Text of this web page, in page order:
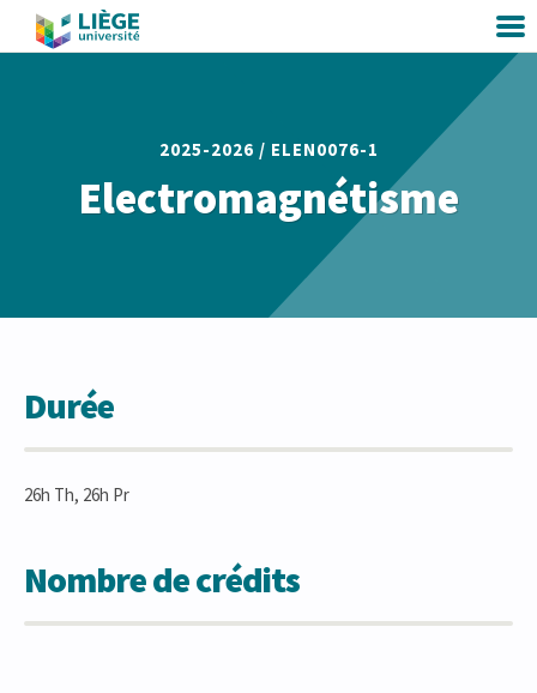
2025-2026 / ELEN0076-1
Electromagnétisme
Durée
26h Th, 26h Pr
Nombre de crédits